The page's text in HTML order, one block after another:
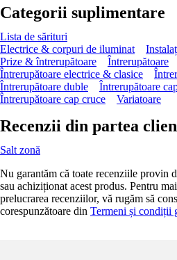
Categorii suplimentare
Lista de sărituri
Electrice & corpuri de iluminat
Prize & întrerupătoare
Întrerupătoare
Întrerupătoare electrice & clasice
Întrerupătoare duble
Întrerupătoare
Întrerupătoare cap cruce
Variatoare
Recenzii din partea
Salt zonă
Nu garantăm că toate recenziile provin
sau achiziționat acest produs. Pentru
prelucrarea recenziilor, vă rugăm să
corespunzătoare din Termeni și condiții